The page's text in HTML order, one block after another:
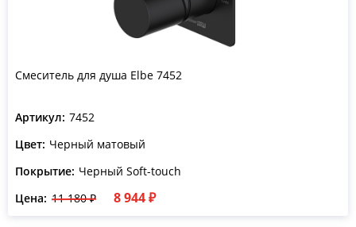
Смеситель для душа Elbe 7452
Артикул: 7452
Цвет: Черный матовый
Покрытие: Черный Soft-touch
Цена: 11 180 ₽ 8 944 ₽